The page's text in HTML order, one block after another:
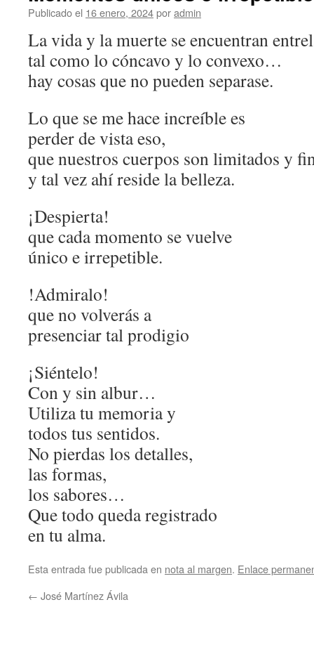
Publicado el 16 enero, 2024poradmin
La vida y la muerte se encuentran
tal como lo cóncavo y lo convexo…
hay cosas que no pueden separase.
Lo que se me hace increíble es
perder de vista eso,
que nuestros cuerpos son limitados y
y tal vez ahí reside la belleza.
¡Despierta!
que cada momento se vuelve
único e irrepetible.
!Admiralo!
que no volverás a
presenciar tal prodigio
¡Siéntelo!
Con y sin albur…
Utiliza tu memoria y
todos tus sentidos.
No pierdas los detalles,
las formas,
los sabores…
Que todo queda registrado
en tu alma.
Esta entrada fue publicada en nota al margen. Enlace
← José Martínez Ávila